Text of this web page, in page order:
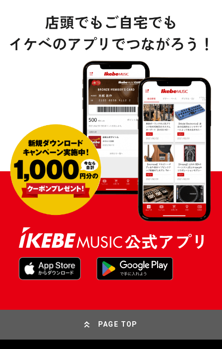
PAGE TOP